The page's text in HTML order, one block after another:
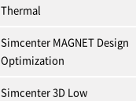
Thermal
Simcenter MAGNET Design
Optimization
Simcenter 3D Low